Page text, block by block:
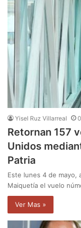
Yisel Ruz Villarreal
Retornan 157
Unidos
Patria
Este lunes 4 de mayo,
Maiquetía el vuelo
Ver Mas »